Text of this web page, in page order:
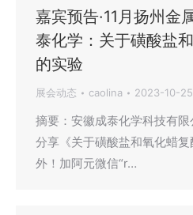
嘉宾预告·11月扬州金
泰化学：关于磺酸盐
的实验
展会动态 caolina 2023-10-25
摘要：安徽成泰化学科技有限
分享《关于磺酸盐和氧化蜡
外！加阿元微信“r…